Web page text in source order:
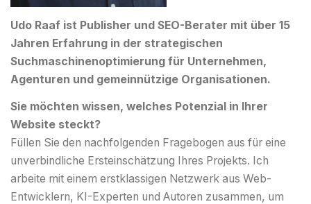
Udo Raaf ist Publisher und SEO-Berater mit über 15
Jahren Erfahrung in der strategischen
Suchmaschinenoptimierung für Unternehmen,
Agenturen und gemeinnützige Organisationen.
Sie möchten wissen, welches Potenzial in Ihrer
Website steckt?
Füllen Sie den nachfolgenden Fragebogen aus für eine
unverbindliche Ersteinschätzung Ihres Projekts. Ich
arbeite mit einem erstklassigen Netzwerk aus Web-
Entwicklern, KI-Experten und Autoren zusammen, um